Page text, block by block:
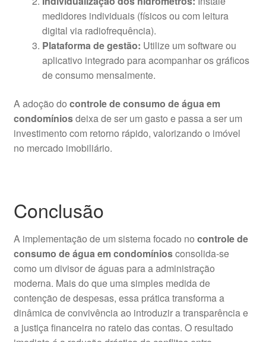
medidores individuais (físicos ou com leitura
digital via radiofrequência).
Plataforma de gestão: Utilize um software ou
aplicativo integrado para acompanhar os gráficos
de consumo mensalmente.
A adoção do controle de consumo de água em
condomíniosdeixa de ser um gasto e passa a ser um
investimento com retorno rápido, valorizando o imóvel
no mercado imobiliário.
Conclusão
A implementação de um sistema focado no controle de
consumo de água em condomíniosconsolida-se
como um divisor de águas para a administração
moderna. Mais do que uma simples medida de
contenção de despesas, essa prática transforma a
dinâmica de convivência ao introduzir a transparência e
a justiça financeira no rateio das contas. O resultado